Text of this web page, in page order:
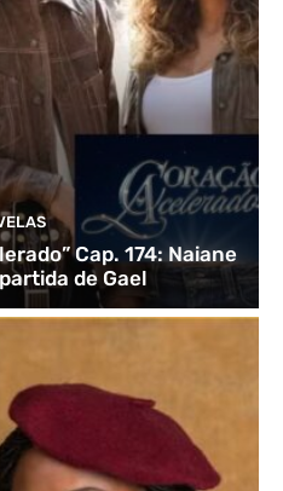
Cap. 174: Naiane
de Gael